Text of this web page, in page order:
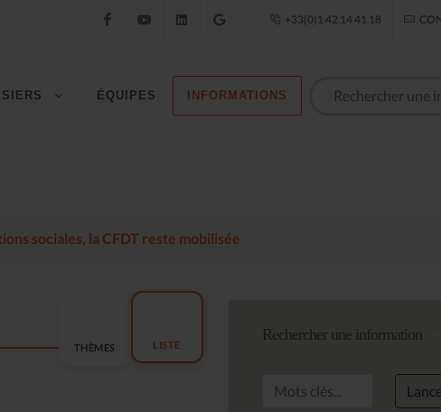
FacebookYouTube LinkedIn Google Établissement
+33(0)1 42 14 41 18
ÉQUIPES INFORMATIONS
sociales, la CFDT reste mobilisée
THÈMES LISTE
Rechercher une information